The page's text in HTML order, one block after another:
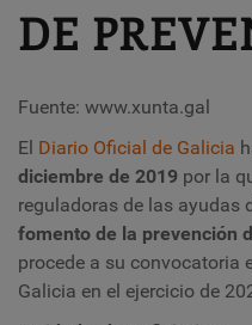
DE
Fuente: www.xunta.gal
El Diario Oficial de Galicia
diciembre de 2019 por la
reguladoras de las ayudas
fomento de la prevención
procede a su convocatoria
Galicia en el ejercicio de